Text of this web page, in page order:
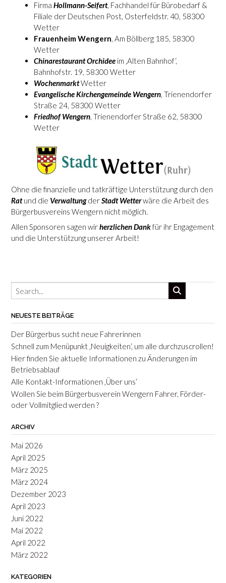
Firma Hollmann-Seifert, Fachhandel für Bürobedarf &
Filiale der Deutschen Post, Osterfeldstr. 40, 58300
Wetter
Frauenheim Wengern, Am Böllberg 185, 58300
Wetter
Chinarestaurant Orchidee im ‚Alten Bahnhof‘,
Bahnhofstr. 19, 58300 Wetter
WochenmarktWetter
EvangelischeKirchengemeinde Wengern, Trienendorfer
Straße 24, 58300 Wetter
Friedhof Wengern, Trienendorfer Straße 62, 58300
Wetter
Ohne die finanzielle und tatkräftige Unterstützung durch den
Ratund die VerwaltungderStadt Wetterwäre die Arbeit des
Bürgerbusvereins Wengern nicht möglich.
Allen Sponsoren sagen wirherzlichen Dankfür ihr Engagement
und die Unterstützung unserer Arbeit!
NEUESTE BEITRÄGE
Der Bürgerbus sucht neue Fahrerinnen
Schnell zum Menüpunkt ‚Neuigkeiten‘, um alle durchzuscrollen!
Hier finden Sie aktuelle Informationen zu Änderungen im
Betriebsablauf
Alle Kontakt-Informationen ‚Über uns‘
Wollen Sie beim Bürgerbusverein Wengern Fahrer, Förder-
oder Vollmitglied werden ?
ARCHIV
Mai 2026
April 2025
März 2025
März 2024
Dezember 2023
April 2023
Juni 2022
Mai 2022
April 2022
März 2022
KATEGORIEN